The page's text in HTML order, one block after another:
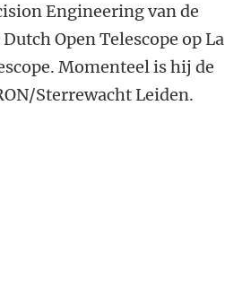
Engineering van de
Open Telescope op La
Momenteel is hij de
Sterrewacht Leiden.